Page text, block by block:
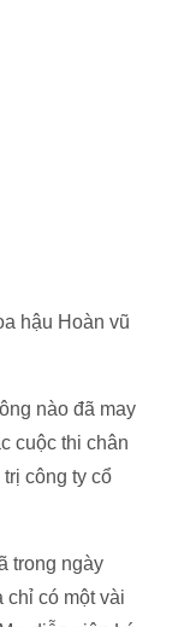
hậu Hoàn vũ
nào đã may
cuộc thi chân
công ty cổ
trong ngày
có một vài